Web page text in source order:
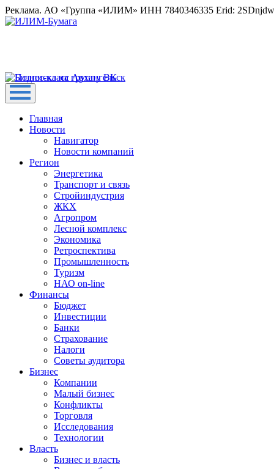
Реклама. АО «Группа «ИЛИМ» ИНН 7840346335 Erid:
Главная
Новости
Навигатор
Новости компаний
Регион
Энергетика
Транспорт и связь
Стройиндустрия
ЖКХ
Агропром
Лесной комплекс
Экономика
Ретроспектива
Промышленность
Туризм
НАО on-line
Финансы
Бюджет
Инвестиции
Банки
Страхование
Налоги
Советы аудитора
Бизнес
Компании
Малый бизнес
Конфликты
Торговля
Исследования
Технологии
Власть
Бизнес и власть